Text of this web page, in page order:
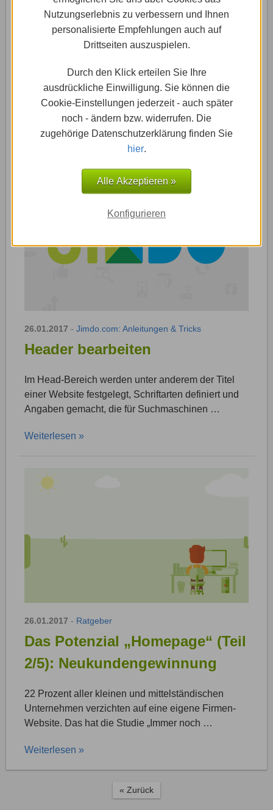
Nutzungserlebnis zu verbessern und Ihnen
personalisierte Empfehlungen auch auf
Drittseiten auszuspielen.
Durch den Klick erteilen Sie Ihre
ausdrückliche Einwilligung. Sie können die
Cookie-Einstellungen jederzeit - auch später
noch - ändern bzw. widerrufen. Die
zugehörige Datenschutzerklärung finden Sie
hier.
Alle Akzeptieren »
Konfigurieren
26.01.2017 Jimdo.com: Anleitungen & Tricks
Mit einem Newsletter hältst Du die Besucher Deiner
Website auf dem Laufenden. Damit kann man seine
Kunden auf …
26.01.2017 - Jimdo.com: Anleitungen & Tricks
Header bearbeiten
Im Head-Bereich werden unter anderem der Titel
einer Website festgelegt, Schriftarten definiert und
Angaben gemacht, die für Suchmaschinen …
Weiterlesen »
26.01.2017 - Ratgeber
Das Potenzial „Homepage“ (Teil
2/5): Neukundengewinnung
22 Prozent aller kleinen und mittelständischen
Unternehmen verzichten auf eine eigene Firmen-
Website. Das hat die Studie „Immer noch …
Weiterlesen »
« Zurück